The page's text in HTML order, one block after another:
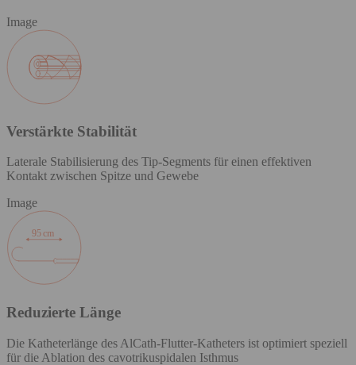
Image
Verstärkte Stabilität
Laterale Stabilisierung des Tip-Segments für einen effektiven
Kontakt zwischen Spitze und Gewebe
Image
Reduzierte Länge
Die Katheterlänge des AlCath-Flutter-Katheters ist optimiert speziell
für die Ablation des cavotrikuspidalen Isthmus